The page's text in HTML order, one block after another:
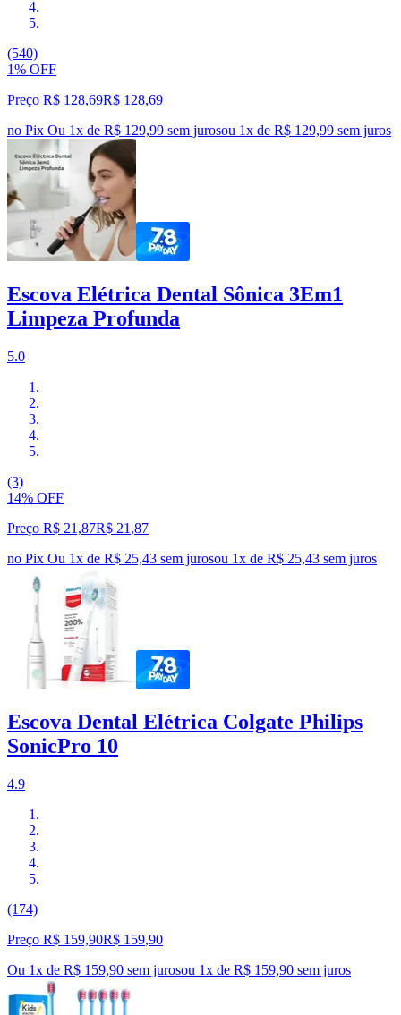
(540)
1% OFF
Preço R$ 128,69R$ 128,69
no Pix Ou 1x de R$ 129,99 sem jurosou 1x de R$ 129,99 sem juros
Escova Elétrica Dental Sônica 3Em1
Limpeza Profunda
5.0
(3)
14% OFF
Preço R$ 21,87R$ 21 ,87
no Pix Ou 1x de R$ 25,43 sem jurosou 1x de R$ 25,43 sem juros
Escova Dental Elétrica Colgate Philips
SonicPro 10
4.9
(174)
Preço R$ 159,90R$ 159,90
Ou 1x de R$ 159,90 sem jurosou 1x de R$ 159,90 sem juros